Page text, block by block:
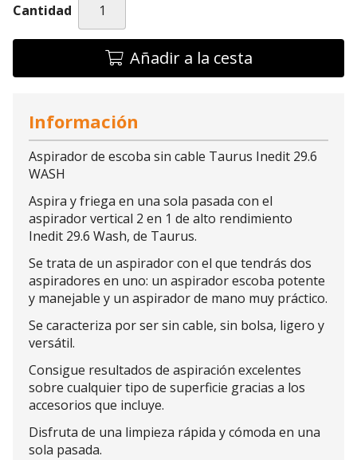
Cantidad
Añadir a la cesta
Información
Aspirador de escoba sin cable Taurus Inedit 29.6
WASH
Aspira y friega en una sola pasada con el
aspirador vertical 2 en 1 de alto rendimiento
Inedit 29.6 Wash, de Taurus.
Se trata de un aspirador con el que tendrás dos
aspiradores en uno: un aspirador escoba potente
y manejable y un aspirador de mano muy práctico.
Se caracteriza por ser sin cable, sin bolsa, ligero y
versátil.
Consigue resultados de aspiración excelentes
sobre cualquier tipo de superficie gracias a los
accesorios que incluye.
Disfruta de una limpieza rápida y cómoda en una
sola pasada.